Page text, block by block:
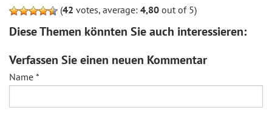
(42 votes, average: 4,80 out of 5)
Diese Themen könnten Sie auch interessieren:
Verfassen Sie einen neuen Kommentar
Name *